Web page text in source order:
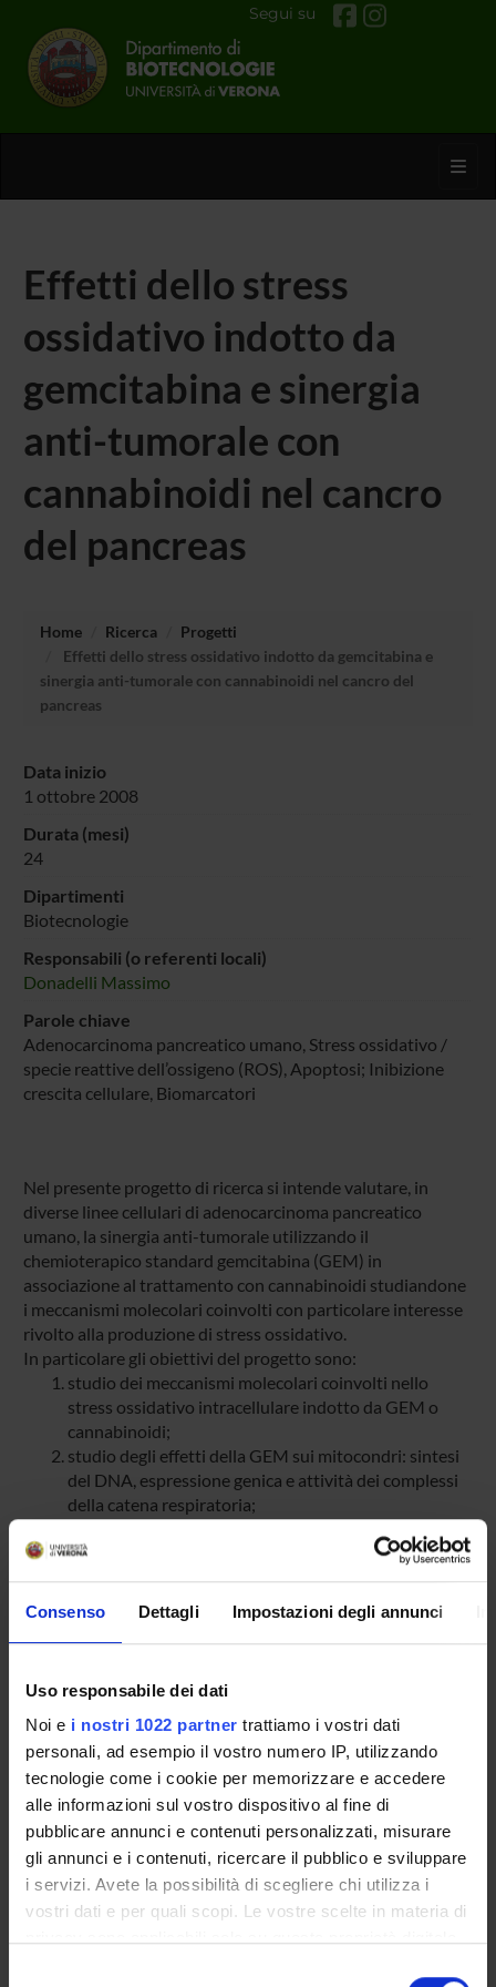
Consenso Dettagli Impostazioni degli annunci
Uso responsabile dei dati
Noi e i nostri 1022 partner trattiamo i vostri dati
personali, ad esempio il vostro numero IP, utilizzando
tecnologie come i cookie per memorizzare e accedere
alle informazioni sul vostro dispositivo al fine di
pubblicare annunci e contenuti personalizzati, misurare
gli annunci e i contenuti, ricercare il pubblico e sviluppare
i servizi. Avete la possibilità di scegliere chi utilizza i
vostri dati e per quali scopi. Le vostre scelte in materia di
Segui su
Effetti dello stress
ossidativo indotto da
gemcitabina e sinergia
anti-tumorale con
cannabinoidi nel cancro
del pancreas
Home Ricerca
Progetti
Effetti dello stress ossidativo indotto da gemcitabina e
sinergia anti-tumorale con cannabinoidi nel cancro del
pancreas
Data inizio
1 ottobre 2008
Durata (mesi)
24
Dipartimenti
Biotecnologie
Responsabili (o referenti locali)
Donadelli Massimo
Parole chiave
Adenocarcinoma pancreatico umano, Stress ossidativo /
specie reattive dell’ossigeno (ROS), Apoptosi; Inibizione
crescita cellulare, Biomarcatori
Nel presente progetto di ricerca si intende valutare, in
diverse linee cellulari di adenocarcinoma pancreatico
umano, la sinergia anti-tumorale utilizzando il
chemioterapico standard gemcitabina (GEM) in
associazione al trattamento con cannabinoidi studiandone
i meccanismi molecolari coinvolti con particolare interesse
rivolto alla produzione di stress ossidativo.
In particolare gli obiettivi del progetto sono:
studio dei meccanismi molecolari coinvolti nello
stress ossidativo intracellulare indotto da GEM o
cannabinoidi;
studio degli effetti della GEM sui mitocondri: sintesi
del DNA, espressione genica e attività dei complessi
della catena respiratoria;
biomarcatori associati alle ROS e coinvolti nella
risposta cellulare a GEM;
“validazione” su tessuto pancreatico dei biomarcatori
miglioramento della sensibilità a GEM, in cellule a
in vivo;
studio del profilo proteomico prima e dopo il
trattamento con GEM e/o cannabinoidi;
valutazione delle proprietà anti-tumorali di GEM e/o
cannabinoidi su un ampio gruppo di tipi tumorali.
ENTI FINANZIATORI:
Finanziamento: assegnato e gestito dal Dipartimento